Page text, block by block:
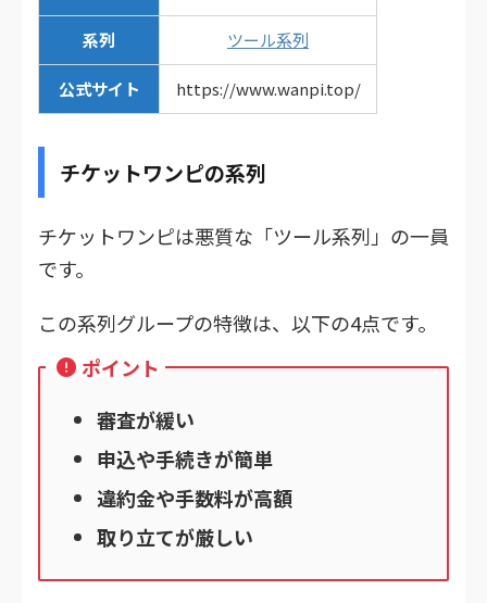
系列 ツール系列
公式サイト https://www.wanpi.top/
チケットワンピの系列
チケットワンピは悪質な「ツール系列」の一員
です。
この系列グループの特徴は、以下の4点です。
ポイント
審査が緩い
申込や手続きが簡単
違約金や手数料が高額
取り立てが厳しい